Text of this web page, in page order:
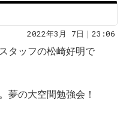
2022年3月 7日｜23:06
タッフの松崎好明で
夢の大空間勉強会！